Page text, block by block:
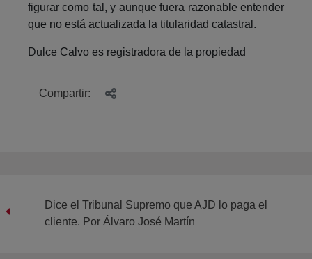
figurar como tal, y aunque fuera razonable entender
que no está actualizada la titularidad catastral.
Dulce Calvo es registradora de la propiedad
Compartir:
Dice el Tribunal Supremo que AJD lo paga el
cliente. Por Álvaro José Martín